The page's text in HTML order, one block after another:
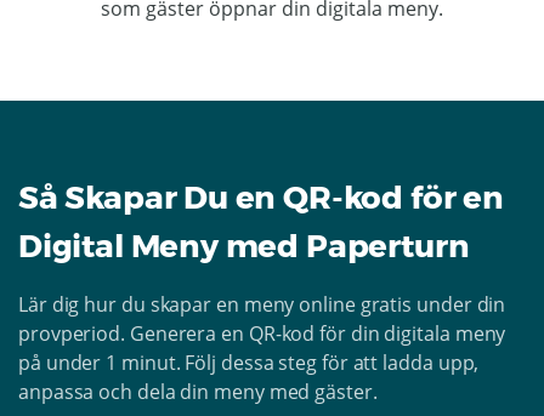
som gäster öppnar din digitala meny.
Så Skapar Du en QR-kod för en
Digital Meny med Paperturn
Lär dig hur du skapar en meny online gratis under din
provperiod. Generera en QR-kod för din digitala meny
på under 1 minut. Följ dessa steg för att ladda upp,
anpassa och dela din meny med gäster.